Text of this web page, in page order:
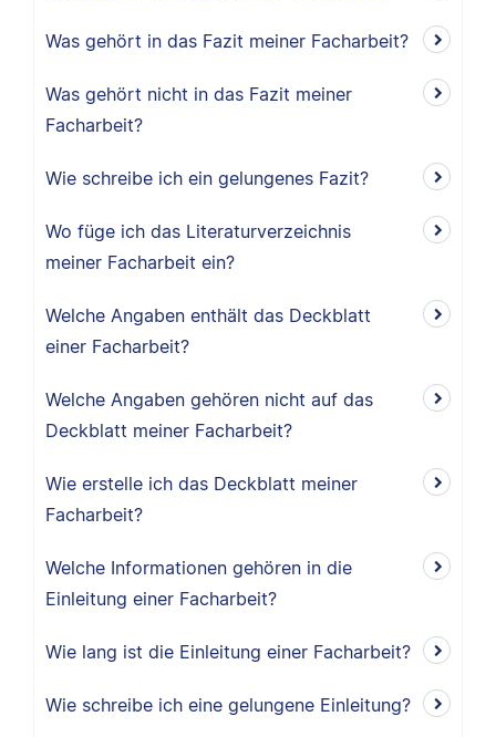
Was gehört in das Fazit meiner Facharbeit?
Was gehört nicht in das Fazit meiner
Facharbeit?
Wie schreibe ich ein gelungenes Fazit?
Wo füge ich das Literaturverzeichnis
meiner Facharbeit ein?
Welche Angaben enthält das Deckblatt
einer Facharbeit?
Welche Angaben gehören nicht auf das
Deckblatt meiner Facharbeit?
Wie erstelle ich das Deckblatt meiner
Facharbeit?
Welche Informationen gehören in die
Einleitung einer Facharbeit?
Wie lang ist die Einleitung einer Facharbeit?
Wie schreibe ich eine gelungene Einleitung?